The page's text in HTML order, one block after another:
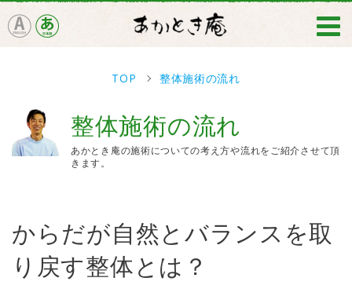
TOP 整体施術の流れ
整体施術の流れ
あかとき庵の施術についての考え方や流れをご紹介させて頂
きます。
からだが自然とバランスを取
り戻す整体とは？